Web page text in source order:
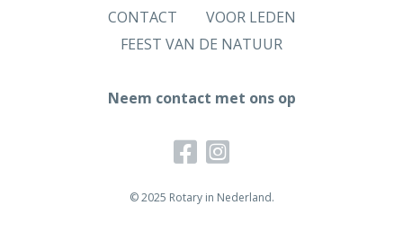
CONTACT
VOOR LEDEN
FEEST VAN DE NATUUR
Neem contact met ons op
© 2025 Rotary in Nederland.